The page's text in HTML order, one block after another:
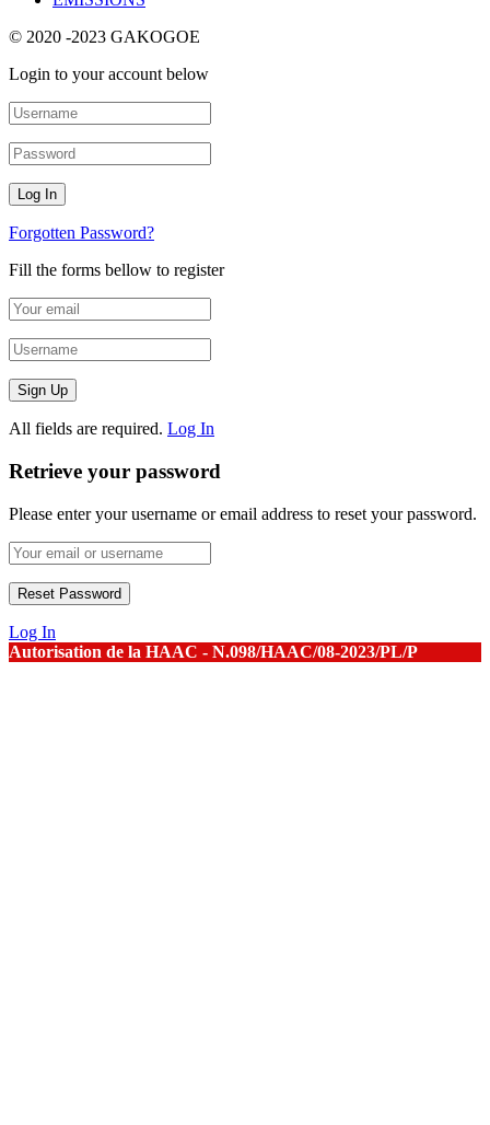
© 2020 -2023 GAKOGOE
Login to your account below
Forgotten Password?
Fill the forms bellow to register
All fields are required. Log In
Retrieve your password
Please enter your username or email address to reset your password.
Log In
Autorisation de la HAAC - N.098/HAAC/08-2023/PL/P